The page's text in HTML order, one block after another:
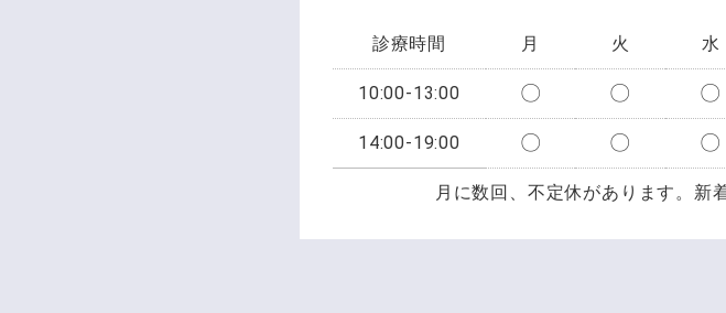
診療時間 月 火 水
10:00-13:00 〇 〇 〇
14:00-19:00 〇 〇 〇
月に数回、不定休があります。 新